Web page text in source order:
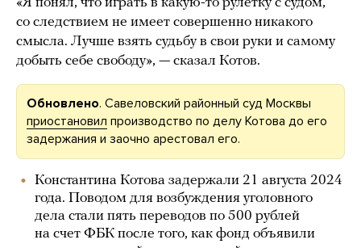
со следствием не имеет совершенно никакого
смысла. Лучше взять судьбу в свои руки и самому
добыть себе свободу», — сказал Котов.
Обновлено. Савеловский районный суд Москвы
приостановил производство по делу Котова до его
задержания и заочно арестовал его.
Константина Котова задержали 21 августа 2024
года. Поводом для возбуждения уголовного
дела стали пять переводов по 500 рублей
на счет ФБК после того, как фонд объявили